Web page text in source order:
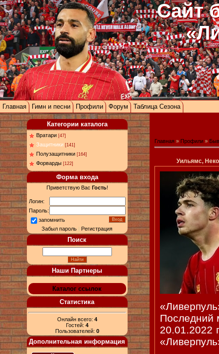
Сайт
Главная Гимн и песни Профили Форум Таблица Сезона
Категории каталога
Вратари [47]
Защитники [141]
Полузащитники [164]
Форварды [122]
Форма входа
Приветствую Вас Гость!
Логин:
Пароль:
запомнить
Забыл пароль |Регистрация
Поиск
Наши Партнеры
Каталог ссылок
Статистика
Онлайн всего: 4
Гостей: 4
Пользователей: 0
Дополнительная информация
Главная » Профили »
Уильямс, Неко
Последний
20.01.2022